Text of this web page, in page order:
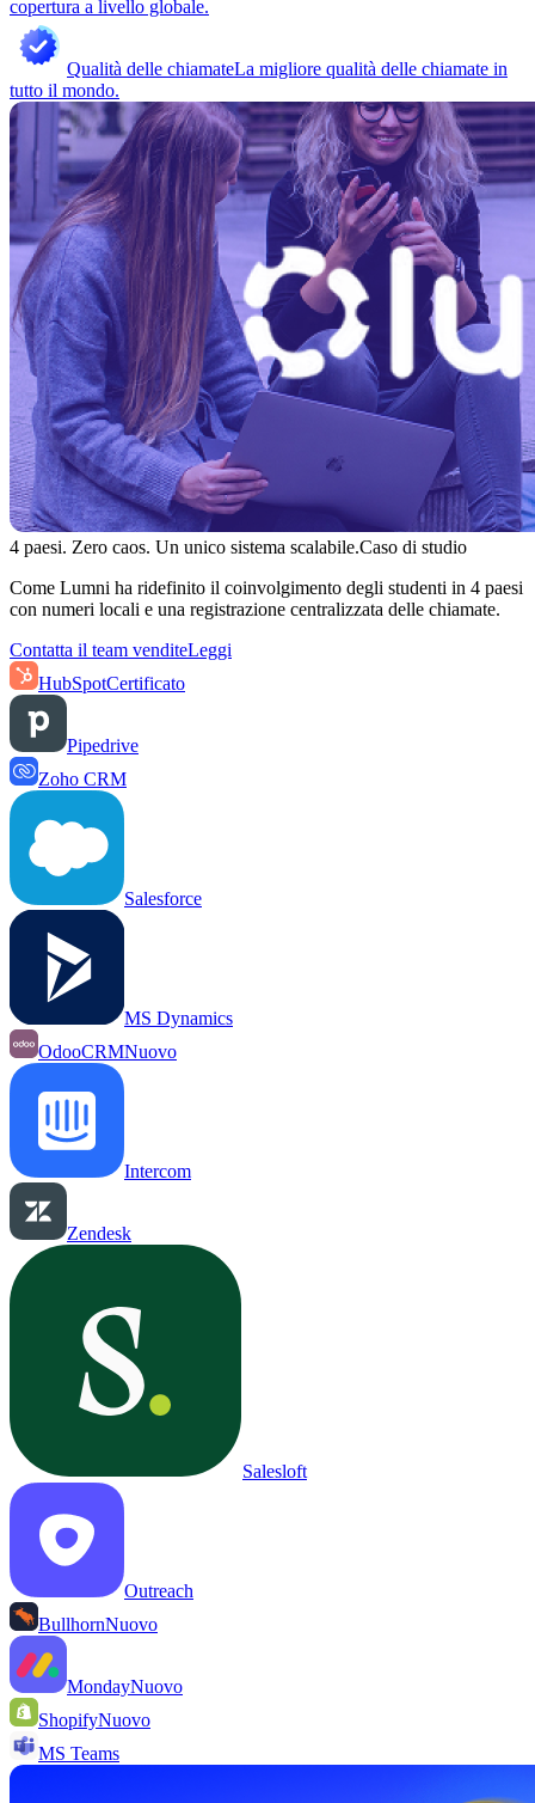
copertura a livello globale.
Qualità delle chiamateLa migliore qualità delle chiamate in
tutto il mondo.
4 paesi. Zero caos. Un unico sistema scalabile.Caso di studio
Come Lumni ha ridefinito il coinvolgimento degli studenti in 4 paesi
con numeri locali e una registrazione centralizzata delle chiamate.
Contatta il team venditeLeggi
HubSpotCertificato
Pipedrive
Zoho CRM
Salesforce
MS Dynamics
OdooCRMNuovo
Intercom
Zendesk
Salesloft
Outreach
BullhornNuovo
MondayNuovo
ShopifyNuovo
MS Teams